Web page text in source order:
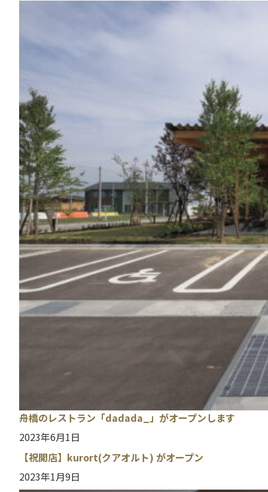
舟橋のレストラン「dadada_」がオープンします
2023年6月1日
【祝開店】kurort(クアオルト) がオープン
2023年1月9日